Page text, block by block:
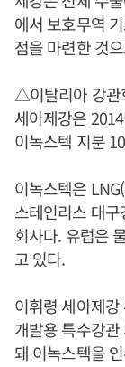
에서 보호무역
점을 마련한 것
△이탈리아 강관
세아제강은
이녹스텍 지분
이녹스텍은
스테인리스 대
회사다. 유럽은
고 있다.
이휘령 세아제
개발용 특수강
돼 이녹스텍을